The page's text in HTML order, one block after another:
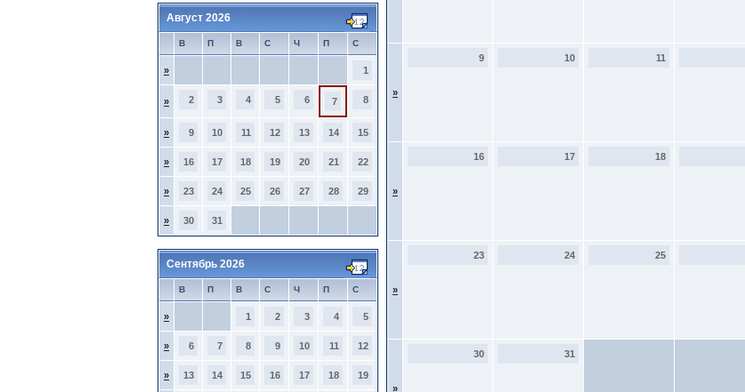
Август 2026
В П В С Ч П С
» 1
» 2 3 4 5 6 7 8
» 9 10 11 12 13 14 15
» 16 17 18 19 20 21 22
» 23 24 25 26 27 28 29
» 30 31
Сентябрь 2026
В П В С Ч П С
» 1 2 3 4 5
» 6 7 8 9 10 11 12
» 13 14 15 16 17 18 19
»
9 10 11
»
16 17 18
»
23 24 25
»
30 31